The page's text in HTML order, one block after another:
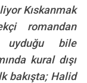
Kıskanmak
romandan
uyduğu bile
kural dışı
bakışta; Halid